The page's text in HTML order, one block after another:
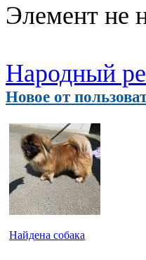
Элемент не
Народный
Новое от
Найдена собака